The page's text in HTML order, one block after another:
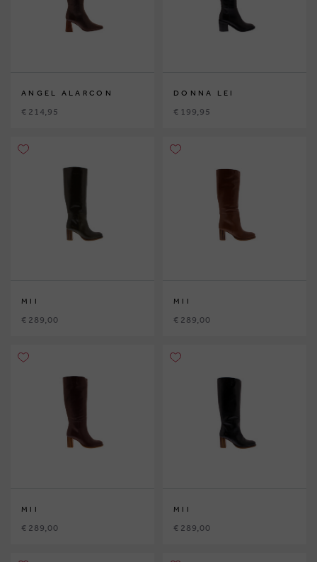
ANGEL ALARCON
€ 214,95
DONNA LEI
€ 199,95
MII
€ 289,00
MII
€ 289,00
MII
€ 289,00
MII
€ 289,00